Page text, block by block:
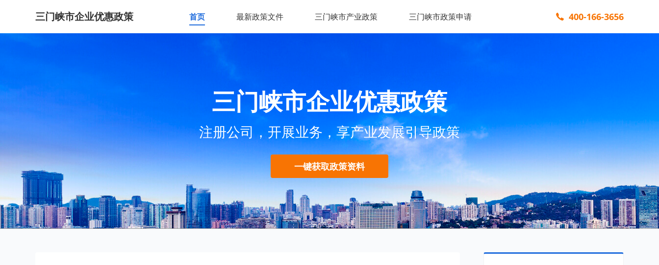
三门峡市企业优惠政策 首页 最新政策文件 三门峡市产业政策 三门峡市政策申请 400-166-3656
三门峡市企业优惠政策
注册公司，开展业务，享产业发展引导政策
一键获取政策资料